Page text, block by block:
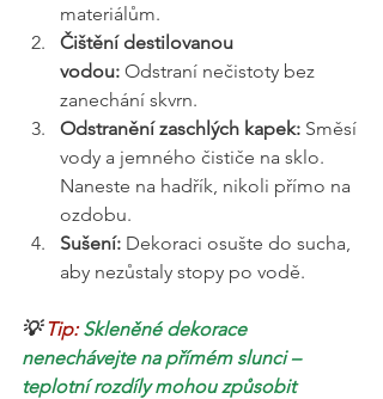
materiálům.
Čištění destilovanou
vodou: Odstraní nečistoty bez
zanechání skvrn.
Odstranění zaschlých kapek: Směsí
vody a jemného čističe na sklo.
Naneste na hadřík, nikoli přímo na
ozdobu.
Sušení: Dekoraci osušte do sucha,
aby nezůstaly stopy po vodě.
💡 Tip: Skleněné dekorace
nenechávejte na přímém slunci –
teplotní rozdíly mohou způsobit